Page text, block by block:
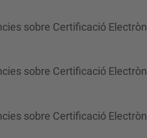
sobre Certificació
sobre Certificació
sobre Certificació